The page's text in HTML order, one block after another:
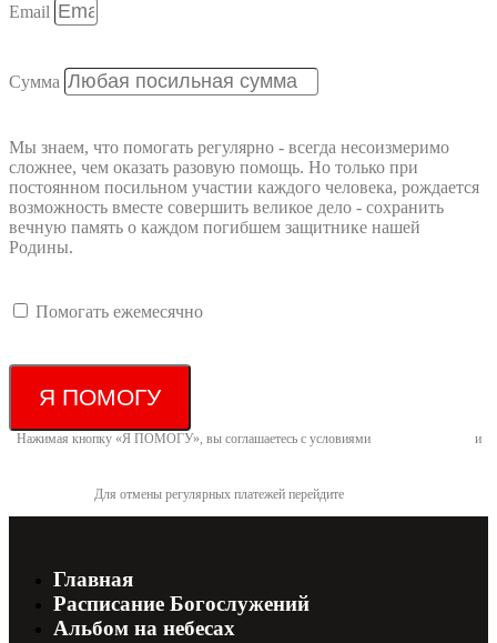
Email
Сумма
Мы знаем, что помогать регулярно - всегда несоизмеримо
сложнее, чем оказать разовую помощь. Но только при
постоянном посильном участии каждого человека, рождается
возможность вместе совершить великое дело - сохранить
вечную память о каждом погибшем защитнике нашей
Родины.
Помогать ежемесячно
Я ПОМОГУ
Нажимая кнопку «Я ПОМОГУ», вы соглашаетесь с условиями
и
Для отмены регулярных платежей перейдите
Главная
Расписание Богослужений
Альбом на небесах